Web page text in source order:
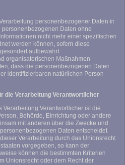
personenbezogener Daten in
Daten ohne
nicht mehr einer spezifischen
werden können, sofern diese
aufbewahrt
organisatorischen Maßnahmen
dass die personenbezogenen Daten
identifizierbaren natürlichen Person
die Verarbeitung Verantwortlicher
Verarbeitung Verantwortlicher ist die
Behörde, Einrichtung oder andere
mit anderen über die Zwecke und
Daten entscheidet.
Verarbeitung durch das Unionsrecht
vorgegeben, so kann der
können die bestimmten Kriterien
Unionsrecht oder dem Recht der